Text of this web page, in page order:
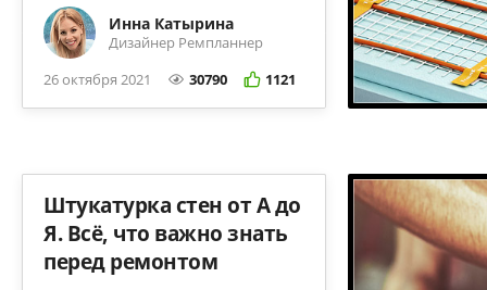
Инна Катырина
Дизайнер Ремпланнер
26 октября 2021
30790 1121
Штукатурка стен от А до
Я. Всё, что важно знать
перед ремонтом